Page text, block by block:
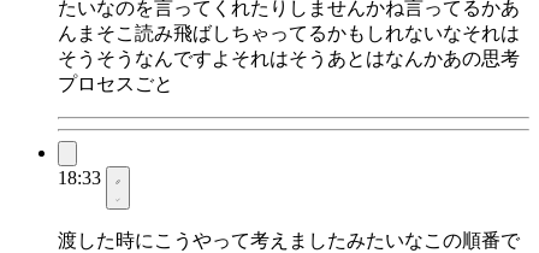
たいなのを言ってくれたりしませんかね言ってるかあ
んまそこ読み飛ばしちゃってるかもしれないなそれは
そうそうなんですよそれはそうあとはなんかあの思考
プロセスごと
18:33
渡した時にこうやって考えましたみたいなこの順番で